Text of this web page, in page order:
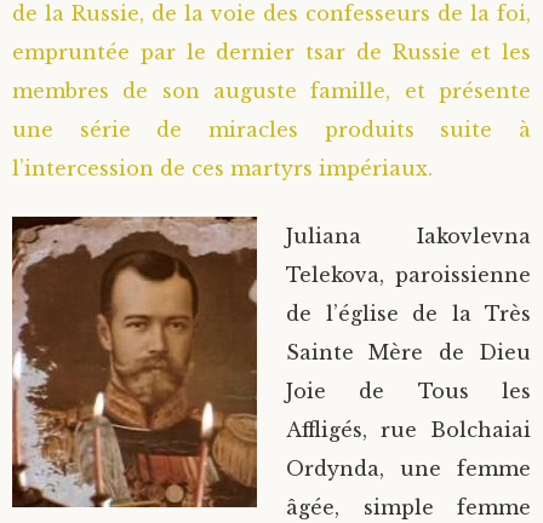
de la Russie, de la voie des confesseurs de la foi,
empruntée par le dernier tsar de Russie et les
membres de son auguste famille, et présente
une série de miracles produits suite à
l’intercession de ces martyrs impériaux.
Juliana Iakovlevna
Telekova, paroissienne
de l’église de la Très
Sainte Mère de Dieu
Joie de Tous les
Affligés, rue Bolchaiai
Ordynda, une femme
âgée, simple femme